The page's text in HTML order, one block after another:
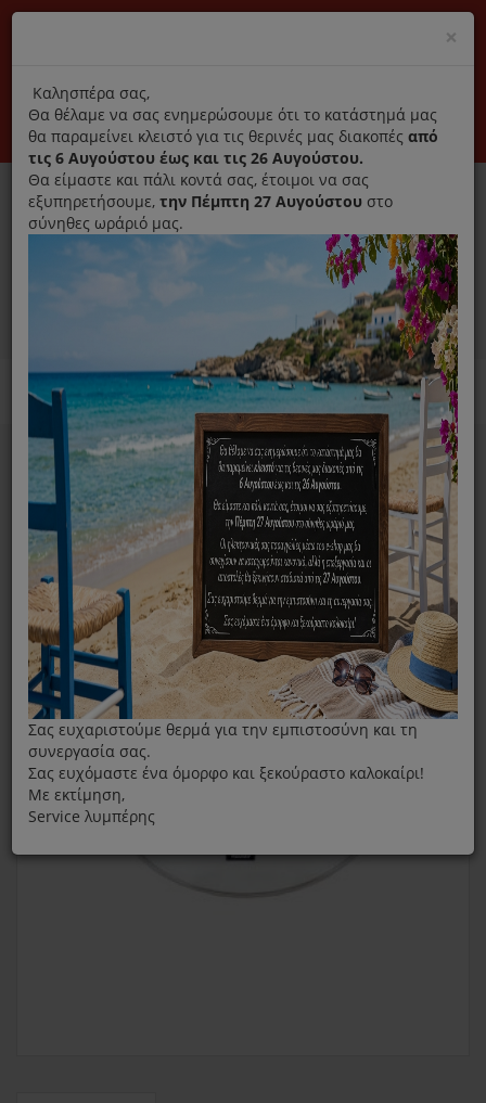
Αποκλειστικά γνήσια ανταλλακτικά
Σύνδεση Εγγραφή Εταιρεία Επικοινωνία
0
Ανταλλακτικά ηλεκτρικών συσκευών MENU
Home
Χύτρα
Πλήρες Καπάκι Τηγανιού Wok Kanton Fissler 30cm
×
title
Καλησπέρα σας,
Θα θέλαμε να σας ενημερώσουμε ότι το κατάστημά μας
θα παραμείνει κλειστό για τις θερινές μας διακοπές από
τις 6 Αυγούστου έως και τις 26 Αυγούστου.
Θα είμαστε και πάλι κοντά σας, έτοιμοι να σας
εξυπηρετήσουμε, την Πέμπτη 27 Αυγούστου στο
σύνηθες ωράριό μας.
Σας ευχαριστούμε θερμά για την εμπιστοσύνη και τη
συνεργασία σας.
Σας ευχόμαστε ένα όμορφο και ξεκούραστο καλοκαίρι!
Με εκτίμηση,
Service λυμπέρης